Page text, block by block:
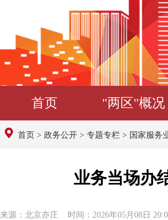
首页 "两区"概况
首页 > 政务公开 > 专题专栏 > 国家服务
业务当场办
来源：北京亦庄 时间：2026年05月08日